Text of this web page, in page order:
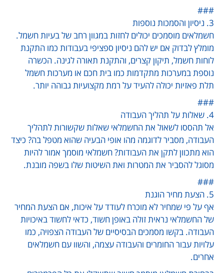
###
3. ניסיון והסמכות נוספות
חשמלאים מוסמכים יכולים לחזות במגוון רחב של בעיות חשמל.
מומלץ לבדוק אם יש להם ניסיון ספציפי בעבודות כמו התקנת
לוחות חשמל, תיקון קצרים, והתקנת תאורה לגינה. הכשרה
נוספת במערכות מתקדמות כמו בית חכם או מערכות חשמל
תלת פאזיות יכולה להעיד על רמת מקצועיות גבוהה יותר.
###
4. שאלות על תהליך העבודה
אל תהססו לשאול את החשמלאי שאלות שקשורות לתהליך
העבודה, מסביר לדוגמה מהו אופי הבעיה שהוא מטפל בה? כיצד
הוא מתכוון לתקן את העבודות? חשמלאי מוסמך אמור להיות
מסוגל להסביר את המטרות ואת השיטות שלו בשפה מובנת.
###
5. הצעת מחיר הוגנת
אף על פי שמחיר לא מוכרח לעודד על איכות, אם הצעת המחיר
של החשמלאי נראית זולה באופן חשוד, כדאי לחשוד באיכויות
העבודה. בקשו מסמכים הבסיסיים של העבודה הצפויה, כמו
עלויות עבור החומרים והעבודה עצמה, והשוו עם חשמלאים
אחרים.